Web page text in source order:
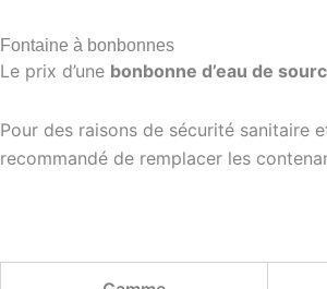
Fontaine à bonbonnes
Le prix d’une bonbonne d’eau de
Pour des raisons de sécurité sanitaire
recommandé de remplacer les